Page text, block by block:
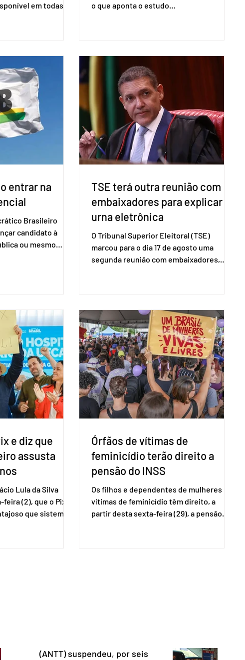
em todas as
o eleitor pode
realizado esse
será exigido o
para acesso
urna eletrônica
o que aponta o estudo
Empresas (Sebrae), realizado a partir de
dados do Instituto Brasileiro de
Geografia e Estatística (IBGE). O estudo
do Sebrae mostra que, no quarto
trimestre de 2025, os empreendedores
60+ formalizados atingiram o maior
rendime
entrar na
Brasileiro
candidato à
ou mesmo
no âmbito local. A
é focar na
e deputados
a bancada
com senad
TSE terá outra reunião com
embaixadores para explicar
urna eletrônica
O Tribunal Superior Eleitoral (TSE)
marcou para o dia 17 de agosto uma
segunda reunião com embaixadores,
sistema eleitoral do país. Segundo o
tribunal, o encontro ocorrerá na sede do
TSE e dará continuidade às ações de
transparência voltadas à comunidade
internacional. Nela, o presidente da
Corte, ministro Kássio Nunes Marques,
voltará a explic
e diz que
assusta
Lula da Silva
(2), que o Pix
que sistemas
da
Órfãos de vítimas de
feminicídio terão direito a
pensão do INSS
Os filhos e dependentes de mulheres
vítimas de feminicídio têm direito, a
partir desta sexta-feira (29), a pensão
(ANTT) suspendeu, por seis